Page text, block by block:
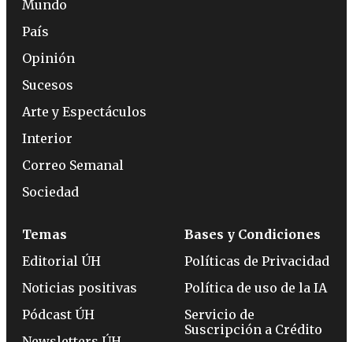
Mundo
País
Opinión
Sucesos
Arte y Espectáculos
Interior
Correo Semanal
Sociedad
Temas
Editorial ÚH
Noticias positivas
Pódcast ÚH
Bases y Condiciones
Políticas de Privacidad
Política de uso de la IA
Servicio de
Suscripción a Crédito